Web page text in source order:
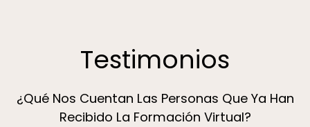
Testimonios
¿Qué Nos Cuentan Las Personas Que Ya Han
Recibido La Formación Virtual?